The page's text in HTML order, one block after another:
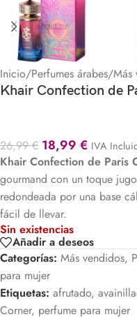
Inicio/Perfumes árabes/Más
Khair Confection de
26,99€ 18,99 € IVA
Khair Confection de Paris
gourmand con un toque
redondeada por una base
fácil de llevar.
Sin existencias
Añadir a deseos
Categorías: Más vendidos,
para mujer
Etiquetas: afrutado,
Corner, perfume para mujer